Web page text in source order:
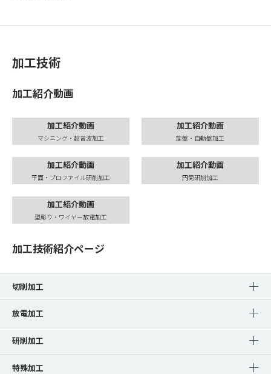
加工技術
加工紹介動画
加工紹介動画
マシニング・超音波加工
加工紹介動画
旋盤・自動盤加工
加工紹介動画
平面・プロファイル研削加工
加工紹介動画
円筒研削加工
加工紹介動画
型彫り・ワイヤー放電加工
加工技術紹介ページ
切削加工
放電加工
研削加工
特殊加工